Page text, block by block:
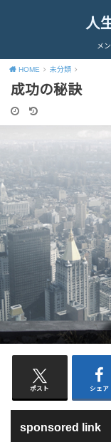
人
メ
HOME 未分類
成功の秘訣
ポスト シェア
sponsored link